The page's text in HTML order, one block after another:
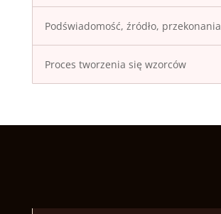
Podświadomość, źródło, przekonania
Proces tworzenia się wzorców